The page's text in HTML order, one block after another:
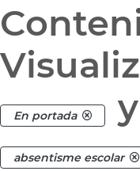
En portada
absentisme escolar